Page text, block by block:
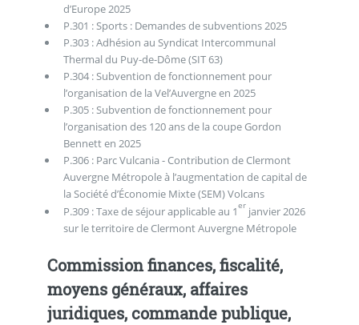
d’Europe 2025
P.301 : Sports : Demandes de subventions 2025
P.303 : Adhésion au Syndicat Intercommunal
Thermal du Puy-de-Dôme (SIT 63)
P.304 : Subvention de fonctionnement pour
l’organisation de la Vel’Auvergne en 2025
P.305 : Subvention de fonctionnement pour
l’organisation des 120 ans de la coupe Gordon
Bennett en 2025
P.306 : Parc Vulcania - Contribution de Clermont
Auvergne Métropole à l’augmentation de capital de
la Société d’Économie Mixte (SEM) Volcans
P.309 : Taxe de séjour applicable au 1er janvier 2026
sur le territoire de Clermont Auvergne Métropole
Commission finances, fiscalité,
moyens généraux, affaires
juridiques, commande publique,